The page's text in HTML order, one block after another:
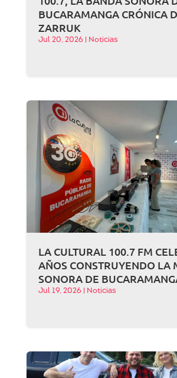
BUCARAMANGA CRÓNICA
ZARRUK
Jul 20, 2026 Noticias
LA CULTURAL 100.7 FM
AÑOS CONSTRUYENDO LA
SONORA DE
Jul 19, 2026 Noticias